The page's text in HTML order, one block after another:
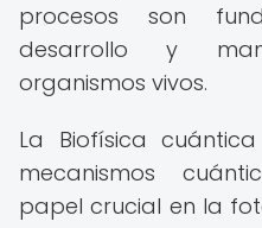
procesos son
desarrollo y
organismos vivos.
La Biofísica
mecanismos
papel crucial en la